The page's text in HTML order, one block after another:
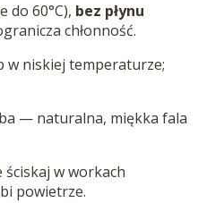
do 60°C), bez płynu
chłonność.
w niskiej temperaturze;
— naturalna, miękka fala
w workach
powietrze.